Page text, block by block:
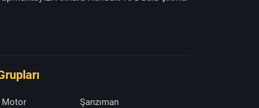
Motor
Şanzıman